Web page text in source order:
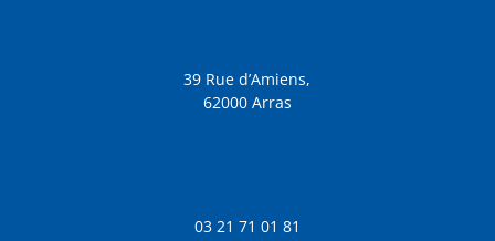
39 Rue d’Amiens,
62000 Arras
03 21 71 01 81